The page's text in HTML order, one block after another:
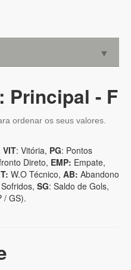
▼
▼
▼
Principal - F
ordenar os seus valores.
VIT: Vitória, PG: Pontos
Direto, EMP: Empate,
W.O Técnico, AB: Abandono
SG: Saldo de Gols,
/ GS).